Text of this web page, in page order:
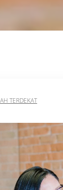
TERDEKAT